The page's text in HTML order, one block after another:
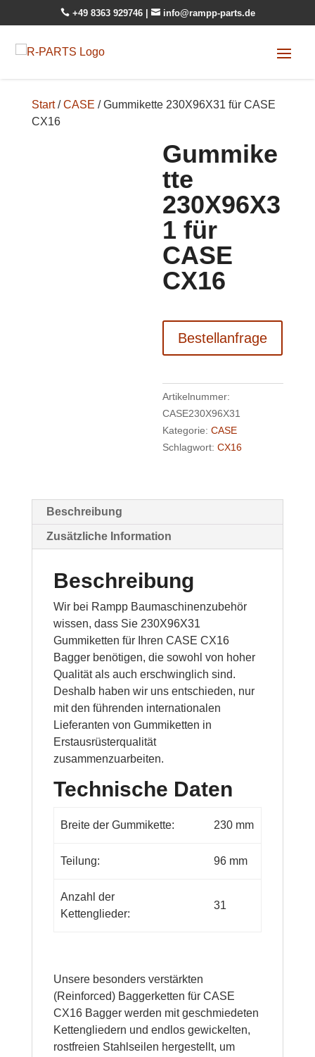
+49 8363 929746 info@rampp-parts.de
Start/CASE / Gummikette 230X96X31 für CASE
CX16
Gummike
tte
230X96X3
1 für
CASE
CX16
Bestellanfrage
Artikelnummer:
CASE230X96X31
Kategorie:CASE
Schlagwort:CX16
Beschreibung
Zusätzliche Information
Beschreibung
Wir bei Rampp Baumaschinenzubehör
wissen, dass Sie 230X96X31
Gummiketten für Ihren CASE CX16
Bagger benötigen, die sowohl von hoher
Qualität als auch erschwinglich sind.
Deshalb haben wir uns entschieden, nur
mit den führenden internationalen
Lieferanten von Gummiketten in
Erstausrüsterqualität
zusammenzuarbeiten.
Technische Daten
Breite der Gummikette: 230 mm
Teilung: 96 mm
Anzahl der
Kettenglieder:
31
Unsere besonders verstärkten
(Reinforced) Baggerketten für CASE
CX16 Bagger werden mit geschmiedeten
Kettengliedern und endlos gewickelten,
rostfreien Stahlseilen hergestellt, um